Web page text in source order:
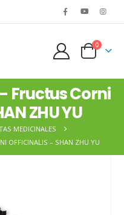
0
Fructus Corni
ZHU YU
MEDICINALES
OFFICINALIS – SHAN ZHU YU